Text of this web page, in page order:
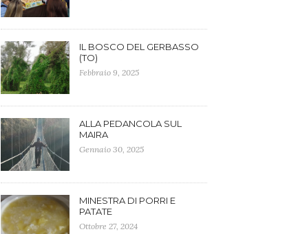
IL BOSCO DEL GERBASSO
(TO)
Febbraio 9, 2025
ALLA PEDANCOLA SUL
MAIRA
Gennaio 30, 2025
MINESTRA DI PORRI E
PATATE
Ottobre 27, 2024